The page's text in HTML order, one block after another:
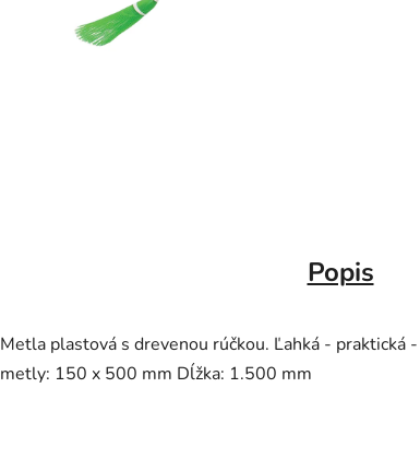
Popis
Metla plastová s drevenou rúčkou. Ľahká -
metly: 150 x 500 mm Dĺžka: 1.500 mm